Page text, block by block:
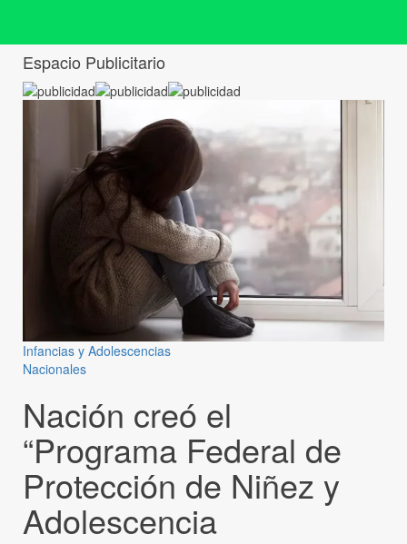
Espacio Publicitario
Infancias y Adolescencias
Nacionales
Nación creó el
“Programa Federal de
Protección de Niñez y
Adolescencia